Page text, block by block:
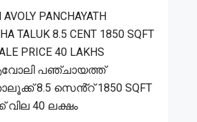
PANCHAYATH
TALUK 8.5 CENT 1850 SQFT
PRICE 40 LAKHS
പഞ്ചായത്ത്
8.5 സെൻ്റ് 1850 SQFT
വില 40 ലക്ഷം